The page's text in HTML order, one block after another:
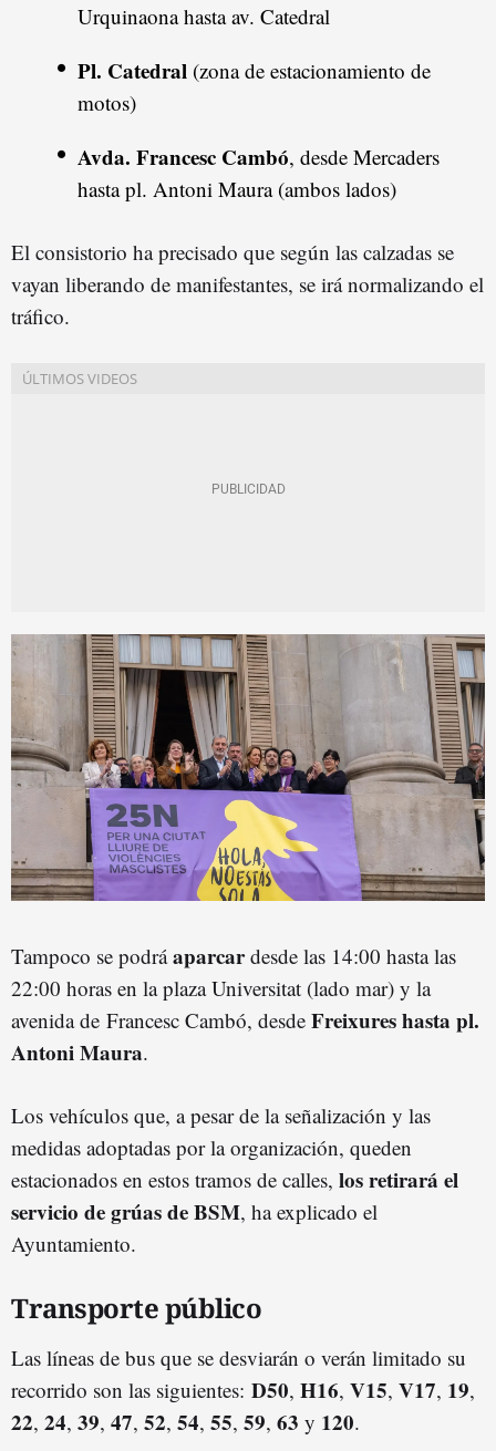
Urquinaona hasta av. Catedral
Pl. Catedral (zona de estacionamiento de
motos)
Avda. Francesc Cambó, desde Mercaders
hasta pl. Antoni Maura (ambos lados)
El consistorio ha precisado que según las calzadas se
vayan liberando de manifestantes, se irá normalizando el
tráfico.
Tampoco se podráaparcardesde las 14:00 hasta las
22:00 horas en la plaza Universitat (lado mar) y la
avenida de Francesc Cambó, desde Freixures hasta pl.
Antoni Maura.
Los vehículos que, a pesar de la señalización y las
medidas adoptadas por la organización, queden
estacionados en estos tramos de calles, los retirará el
servicio de grúas de BSM, ha explicado el
Ayuntamiento.
Transporte público
Las líneas de bus que se desviarán o verán limitado su
recorrido son las siguientes: D50, H16, V15, V17, 19,
22, 24, 39, 47, 52, 54, 55, 59, 63 y 120.